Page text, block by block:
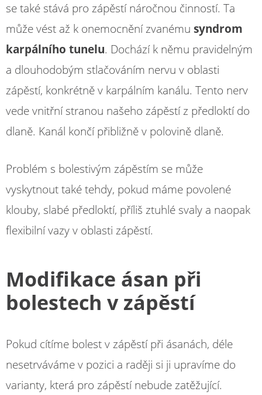
se také stává pro zápěstí náročnou činností. Ta
může vést až k onemocnění zvanému syndrom
karpálního tunelu. Dochází k němu pravidelným
a dlouhodobým stlačováním nervu v oblasti
zápěstí, konkrétně v karpálním kanálu. Tento nerv
vede vnitřní stranou našeho zápěstí z předloktí do
dlaně. Kanál končí přibližně v polovině dlaně.
Problém s bolestivým zápěstím se může
vyskytnout také tehdy, pokud máme povolené
klouby, slabé předloktí, příliš ztuhlé svaly a naopak
flexibilní vazy v oblasti zápěstí.
Modifikace ásan při
bolestech v zápěstí
Pokud cítíme bolest v zápěstí při ásanách, déle
nesetrváváme v pozici a raději si ji upravíme do
varianty, která pro zápěstí nebude zatěžující.